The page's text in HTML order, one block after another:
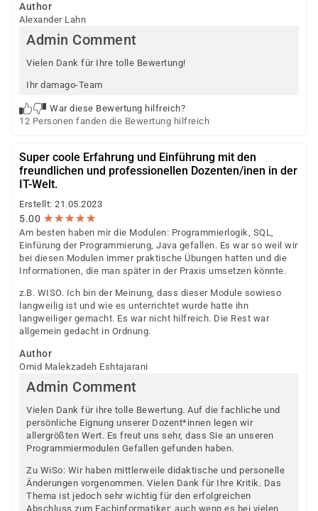
Author
Alexander Lahn
Admin Comment
Vielen Dank für Ihre tolle Bewertung!
Ihr damago-Team
War diese Bewertung hilfreich?
12 Personen fanden die Bewertung hilfreich
Super coole Erfahrung und Einführung mit den
freundlichen und professionellen Dozenten/inen in der
IT-Welt.
Erstellt: 21.05.2023
5.00 ★★★★★
★★★★★
Am besten haben mir die Modulen: Programmierlogik, SQL,
Einfürung der Programmierung, Java gefallen. Es war so weil wir
bei diesen Modulen immer praktische Übungen hatten und die
Informationen, die man später in der Praxis umsetzen könnte.
z.B. WISO. Ich bin der Meinung, dass dieser Module sowieso
langweilig ist und wie es unterrichtet wurde hatte ihn
langweiliger gemacht. Es war nicht hilfreich. Die Rest war
allgemein gedacht in Ordnung.
Author
Omid Malekzadeh Eshtajarani
Admin Comment
Vielen Dank für ihre tolle Bewertung. Auf die fachliche und
persönliche Eignung unserer Dozent*innen legen wir
allergrößten Wert. Es freut uns sehr, dass Sie an unseren
Programmiermodulen Gefallen gefunden haben.
Zu WiSo: Wir haben mittlerweile didaktische und personelle
Änderungen vorgenommen. Vielen Dank für Ihre Kritik. Das
Thema ist jedoch sehr wichtig für den erfolgreichen
Abschluss zum Fachinformatiker; auch wenn es bei vielen